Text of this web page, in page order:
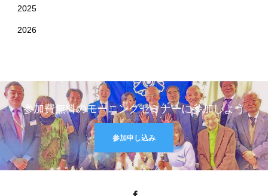
2025
2026
参加費無料のモーニングセミナーに参加しよう
参加申し込み